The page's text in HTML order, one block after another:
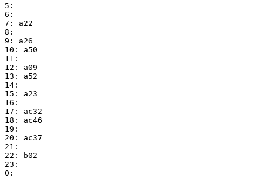
5:
6:
7: a22
8:
9: a26
10: a50
11:
12: a09
13: a52
14:
15: a23
16:
17: ac32
18: ac46
19:
20: ac37
21:
22: b02
23:
0: